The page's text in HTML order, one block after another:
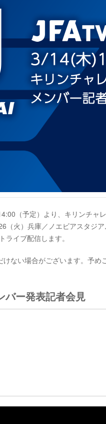
（予定）より、キリンチャ
（火）兵庫／ノエビアスタジ
ライブ配信します。
ない場合がございます。予め
バー発表記者会見